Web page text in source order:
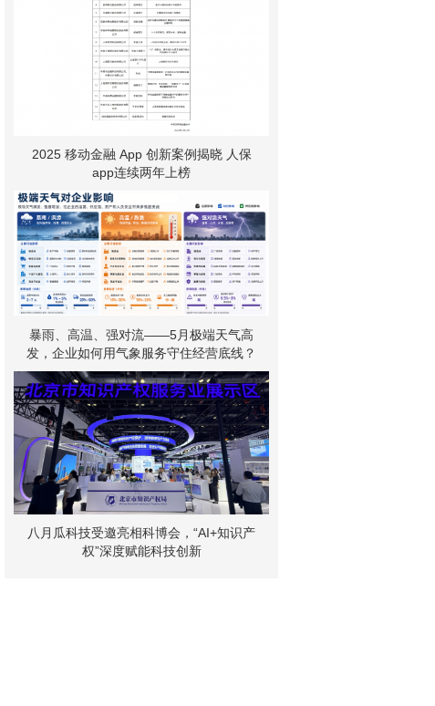
2025 移动金融 App 创新案例揭晓 人保
app连续两年上榜
暴雨、高温、强对流——5月极端天气高
发，企业如何用气象服务守住经营底线？
八月瓜科技受邀亮相科博会，“AI+知识产
权”深度赋能科技创新